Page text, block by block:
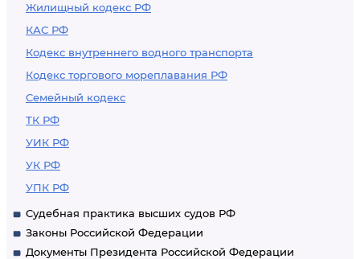
Жилищный кодекс РФ
КАС РФ
Кодекс внутреннего водного транспорта
Кодекс торгового мореплавания РФ
Семейный кодекс
ТК РФ
УИК РФ
УК РФ
УПК РФ
Судебная практика высших судов РФ
Законы Российской Федерации
Документы Президента Российской Федерации